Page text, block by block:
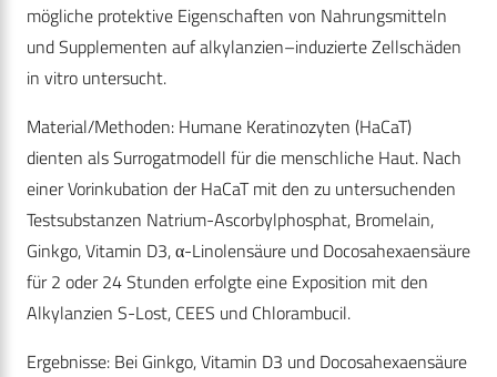
mögliche protektive Eigenschaften von Nahrungsmitteln
und Supplementen auf alkylanzien–induzierte Zellschäden
in vitro untersucht.
Material/Methoden: Humane Keratinozyten (HaCaT)
dienten als Surrogatmodell für die menschliche Haut. Nach
einer Vorinkubation der HaCaT mit den zu untersuchenden
Testsubstanzen Natrium-Ascorbylphosphat, Bromelain,
Ginkgo, Vitamin D3, α-Linolensäure und Docosahexaensäure
für 2 oder 24 Stunden erfolgte eine Exposition mit den
Alkylanzien S-Lost, CEES und Chlorambucil.
Ergebnisse: Bei Ginkgo, Vitamin D3 und Docosahexaensäure